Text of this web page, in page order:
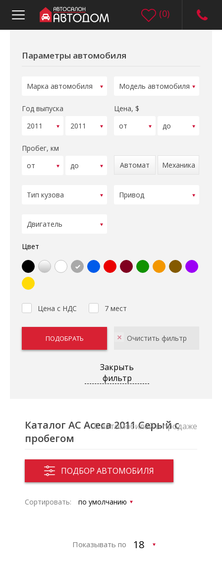
(0)
Параметры автомобиля
Год выпуска Цена, $
Пробег, км
Автомат
Механика
Цвет
Цена с НДС 7 мест
Закрыть
фильтр
Каталог AC Aceca 2011 Серый с
пробегом
ПОДБОР АВТОМОБИЛЯ
0 автомобилей в продаже
Сортировать:
Показывать по